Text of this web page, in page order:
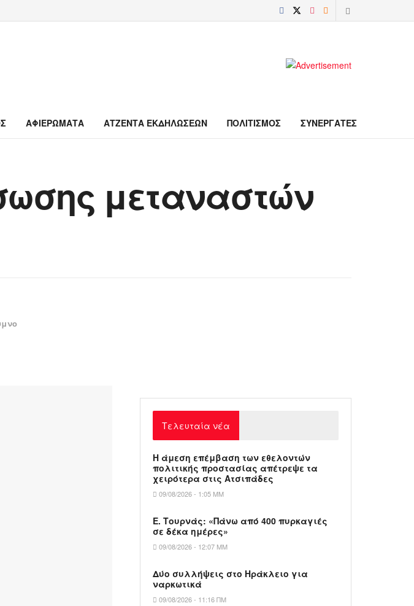
ΑΦΙΕΡΩΜΑΤΑ ΑΤΖΕΝΤΑ ΕΚΔΗΛΩΣΕΩΝ ΠΟΛΙΤΙΣΜΟΣ ΣΥΝΕΡΓΑΤΕΣ
μεταναστών
Τελευταία νέα
Η άμεση επέμβαση των εθελοντών
πολιτικής προστασίας απέτρεψε τα
χειρότερα στις Aτσιπάδες
09/08/2026 - 1:05 ΜΜ
Ε. Τουρνάς: «Πάνω από 400 πυρκαγιές
σε δέκα ημέρες»
09/08/2026 - 12:07 ΜΜ
Δύο συλλήψεις στο Ηράκλειο για
ναρκωτικά
09/08/2026 - 11:16 ΠΜ